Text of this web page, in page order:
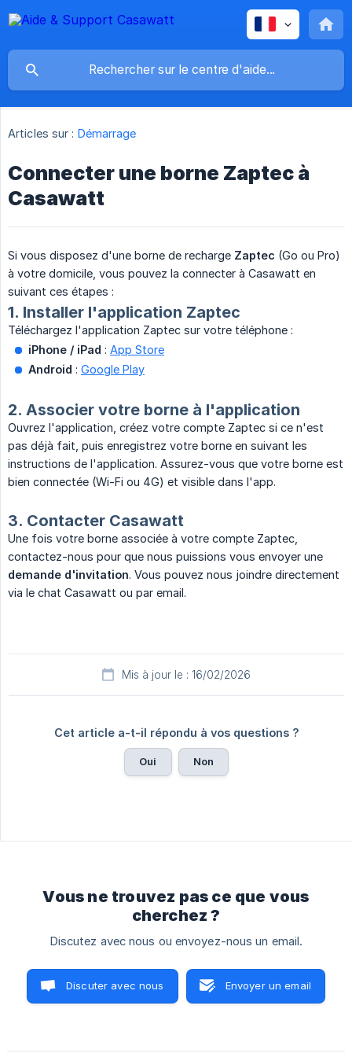
Articles sur : Démarrage
Connecter une borne Zaptec à
Casawatt
Si vous disposez d'une borne de recharge Zaptec (Go ou Pro)
à votre domicile, vous pouvez la connecter à Casawatt en
suivant ces étapes :
1. Installer l'application Zaptec
Téléchargez l'application Zaptec sur votre téléphone :
iPhone / iPad : App Store
Android : Google Play
2. Associer votre borne à l'application
Ouvrez l'application, créez votre compte Zaptec si ce n'est
pas déjà fait, puis enregistrez votre borne en suivant les
instructions de l'application. Assurez-vous que votre borne est
bien connectée (Wi-Fi ou 4G) et visible dans l'app.
3. Contacter Casawatt
Une fois votre borne associée à votre compte Zaptec,
contactez-nous pour que nous puissions vous envoyer une
demande d'invitation. Vous pouvez nous joindre directement
via le chat Casawatt ou par email.
Mis à jour le : 16/02/2026
Cet article a-t-il répondu à vos questions ?
Oui Non
Vous ne trouvez pas ce que vous
cherchez ?
Discutez avec nous ou envoyez-nous un email.
Discuter avec nous Envoyer un email